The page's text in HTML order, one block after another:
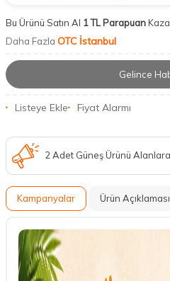
Bu Ürünü Satın Al 1 TL Parapuan
Daha Fazla OTC İstanbul
Gelince
Listeye Ekle Fiyat Alarmı
2 Adet Güneş Ürünü Alanlara
Kampanyalar Ürün Açıklaması